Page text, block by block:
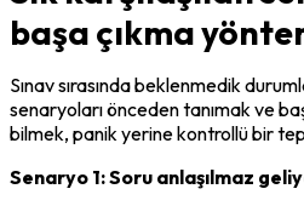
başa çıkma
Sınav sırasında beklenmedik
senaryoları önceden tanımak ve
bilmek, panik yerine kontrollü bir
Senaryo 1: Soru anlaşılmaz